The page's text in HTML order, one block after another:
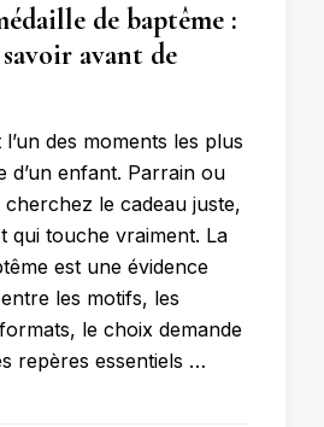
de baptême :
avant de
des moments les plus
d’un enfant. Parrain ou
le cadeau juste,
qui touche vraiment. La
est une évidence
les motifs, les
le choix demande
repères essentiels …